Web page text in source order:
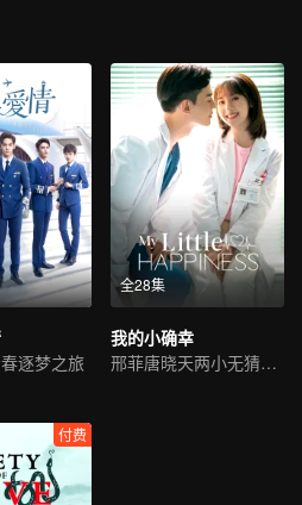
逐梦之旅
全28集
我的小确幸
邢菲唐晓天两小无猜甜恋
付费